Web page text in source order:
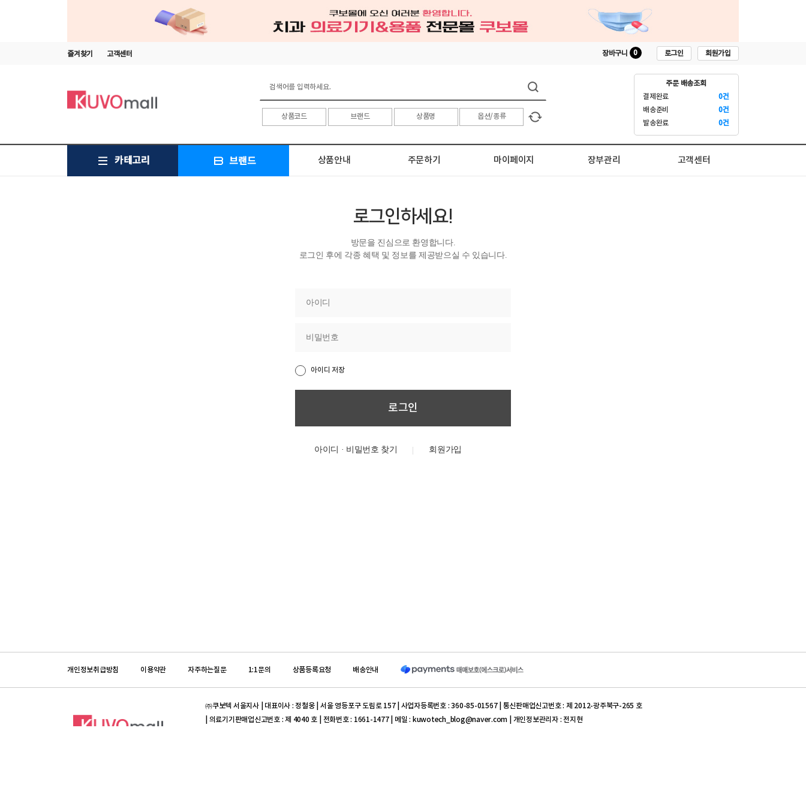
즐겨찾기 고객센터 장바구니 0 로그인 회원가입
주문 배송조회
결제완료
0건
배송준비
0건
발송완료
0건
카테고리 브랜드 상품안내 주문하기 마이페이지 장부관리 고객센터
로그인하세요!
방문을 진심으로 환영합니다.
로그인 후에 각종 혜택 및 정보를 제공받으실 수 있습니다.
아이디 저장
아이디 · 비밀번호 찾기
개인정보취급방침 이용약관 자주하는질문 1:1문의 상품등록요청 배송안내
㈜쿠보텍 서울지사 | 대표이사 : 정철웅 | 서울 영등포구 도림로 157 | 사업자등록번호 : 360-85-01567 | 통신판매업신고번호 : 제 2012-광주북구-265 호
| 의료기기판매업신고번호 : 제 4040 호 | 전화번호 : 1661-1477 | 메일 : kuwotech_blog@naver.com | 개인정보관리자 : 전지현